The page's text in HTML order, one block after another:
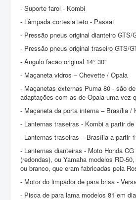
- Suporte farol - Kombi
- Lâmpada cortesia teto - Passat
- Pressão pneus original dianteiro GTS/
- Pressão pneus original traseiro GTS/
- Angulo facão original 14° 30"
- Maçaneta vidros – Chevette / Opala
- Maçanetas externas Puma 80 - são
adaptações com as de Opala uma vez
- Maçaneta da porta interna – Brasília /
- Lanternas traseiras - Kombi a partir de
- Lanternas traseiras – Brasília a partir
- Lanternas dianteiras - Moto Honda
(redondas), ou Yamaha modelos RD-
ou branco, que eram fabricadas pela
- Motor do limpador de para brisa -
- Pisca de para lama modelos 81 em